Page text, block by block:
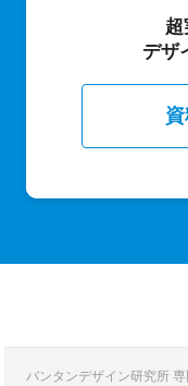
超
デザ
バンタンデザイン研究所